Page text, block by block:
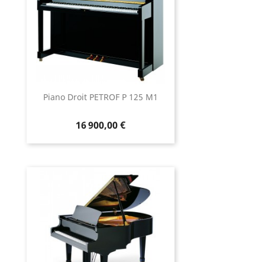
Piano Droit PETROF P 125 M1
16 900,00 €